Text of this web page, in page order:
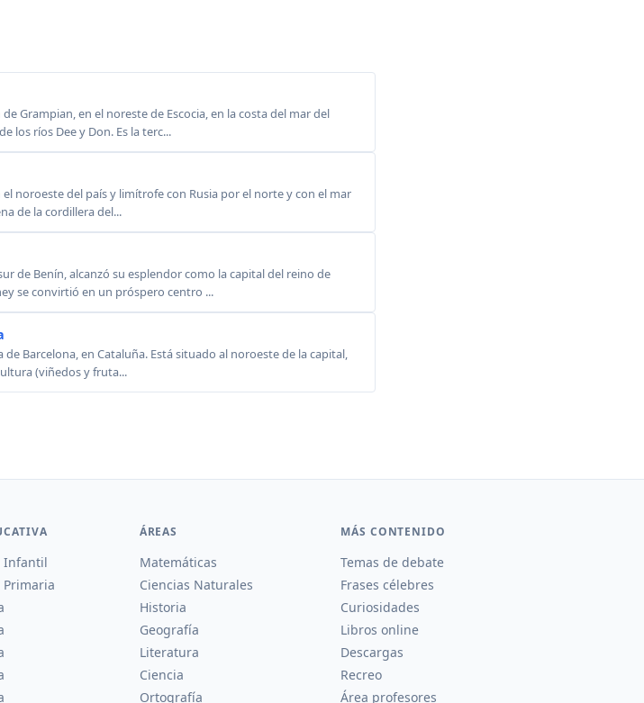
Grampian, en el noreste de Escocia, en la costa del mar del
los ríos Dee y Don. Es la terc...
noroeste del país y limítrofe con Rusia por el norte y con el mar
de la cordillera del...
de Benín, alcanzó su esplendor como la capital del reino de
se convirtió en un próspero centro ...
Barcelona, en Cataluña. Está situado al noroeste de la capital,
(viñedos y fruta...
Infantil
Primaria
ÁREAS
Matemáticas
Ciencias Naturales
Historia
Geografía
Literatura
Ciencia
Ortografía
MÁS CONTENIDO
Temas de debate
Frases célebres
Curiosidades
Libros online
Descargas
Recreo
Área profesores